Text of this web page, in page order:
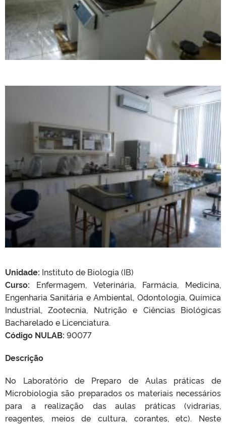
Unidade: Instituto de Biologia (IB)
Curso: Enfermagem, Veterinária, Farmácia, Medicina,
Engenharia Sanitária e Ambiental, Odontologia, Química
Industrial, Zootecnia, Nutrição e Ciências Biológicas
Bacharelado e Licenciatura.
Código NULAB: 90077
Descrição
No Laboratório de Preparo de Aulas práticas de
Microbiologia são preparados os materiais necessários
para a realização das aulas práticas (vidrarias,
reagentes, meios de cultura, corantes, etc). Neste